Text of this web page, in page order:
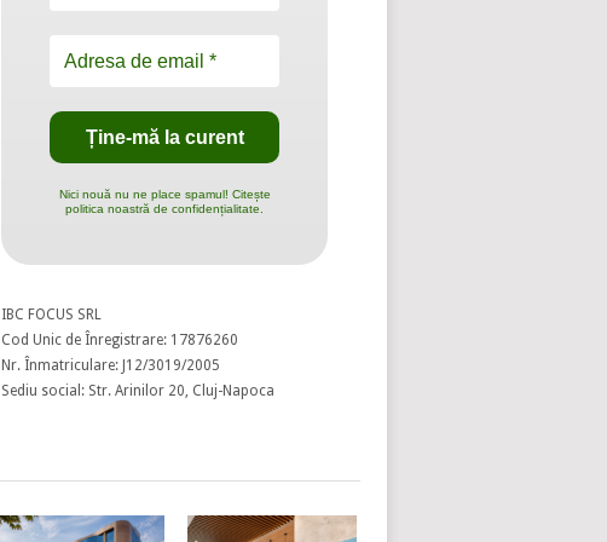
Nici nouă nu ne place spamul! Citește
politica noastră de confidențialitate.
IBC FOCUS SRL
Cod Unic de Înregistrare: 17876260
Nr. Înmatriculare: J12/3019/2005
Sediu social: Str. Arinilor 20, Cluj-Napoca